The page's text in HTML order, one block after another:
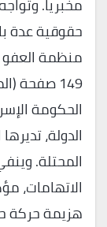
حقوقية عدة
منظمة العفو
149 صفحة
الحكومة
الدولة،
المحتلة.
الاتهامات،
هزيمة حركة